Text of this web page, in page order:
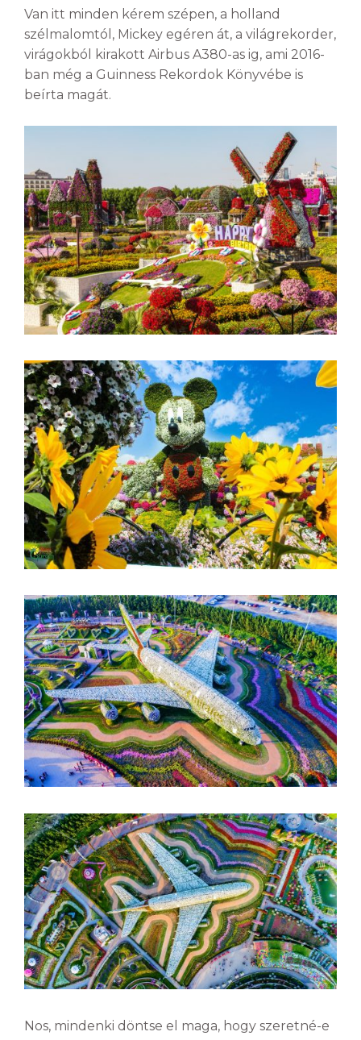
Van itt minden kérem szépen, a holland
szélmalomtól, Mickey egéren át, a világrekorder,
virágokból kirakott Airbus A380-as ig, ami 2016-
ban még a Guinness Rekordok Könyvébe is
beírta magát.
Nos, mindenki döntse el maga, hogy szeretné-e